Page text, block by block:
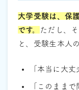
大学受験は、保
です。
ただし、
と、受験生本人
「本当に大丈
「このままで